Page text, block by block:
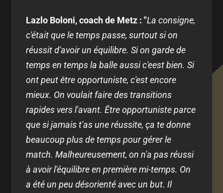
Lazlo Boloni, coach de Metz : "La consigne,
c'était que le temps passe, surtout si on
réussit d'avoir un équilibre. Si on garde de
temps en temps la balle aussi c'eest bien. Si
ont peut être opportuniste, c'est encore
mieux. On voulait faire des transitions
rapides vers l'avant. Être opportuniste parce
que si jamais t'as une réussite, ça te donne
beaucoup plus de temps pour gérer le
match. Malheureusement, on n'a pas réussi
à avoir l'équilibre en première mi-temps. On
a été un peu désorienté avec un but. Il